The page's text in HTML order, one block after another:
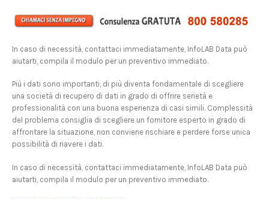
In caso di necessità, contattaci immediatamente, InfoLAB Data può
aiutarti, compila il modulo per un preventivo immediato.
Più i dati sono importanti, di più diventa fondamentale di scegliere
una società di recupero di dati in grado di offrire serietà e
professionalità con una buona esperienza di casi simili. Complessità
del problema consiglia di scegliere un fornitore esperto in grado di
affrontare la situazione, non conviene rischiare e perdere forse unica
possibilità di riavere i dati.
In caso di necessità, contattaci immediatamente, InfoLAB Data può
aiutarti, compila il modulo per un preventivo immediato.